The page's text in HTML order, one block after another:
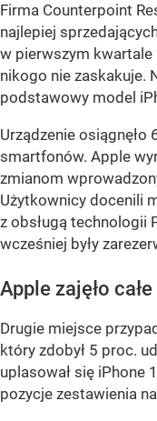
Firma Counterpoint
najlepiej
w pierwszym kwartale
nikogo nie zaskakuje.
podstawowy model
Urządzenie osiągnęło
smartfonów. Apple
zmianom
Użytkownicy docenili
z obsługą technologii
wcześniej były
Apple zajęło
Drugie miejsce
który zdobył 5 proc.
uplasował się iPhone
pozycje zestawienia